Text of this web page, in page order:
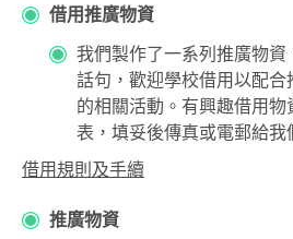
借用推廣物資
我們製作了一系列推廣物
話句，歡迎學校借用以配合
的相關活動。有興趣借用
表，填妥後傳真或電郵給我
借用規則及手續
推廣物資